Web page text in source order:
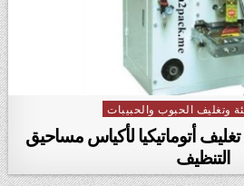
وتغليف الحبوب والحبيبات
تغليف أتوماتيكيا لأكياس مساحيق
التنظيف